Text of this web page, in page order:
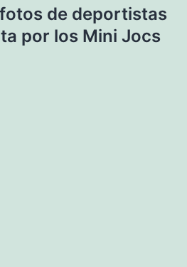
de deportistas
por los Mini Jocs